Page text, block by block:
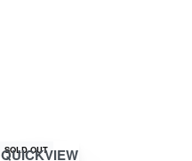
-27% OFF
SOLD OUT
QUICKVIEW